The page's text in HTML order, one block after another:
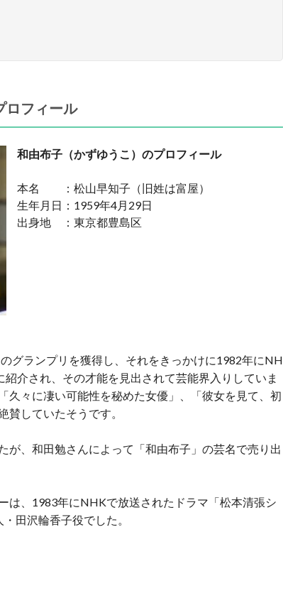
ロフィール
和由布子（かずゆうこ）のプロフィール
本名 ：松山早知子（旧姓は富屋）
生年月日：1959年4月29日
出身地 ：東京都豊島区
グランプリを獲得し、それをきっかけに1982年にNH
介され、その才能を見出されて芸能界入りしていま
久々に凄い可能性を秘めた女優」、「彼女を見て、初
賛していたそうです。
が、和田勉さんによって「和由布子」の芸名で売り出
は、1983年にNHKで放送されたドラマ「松本清張シ
田沢輪香子役でした。